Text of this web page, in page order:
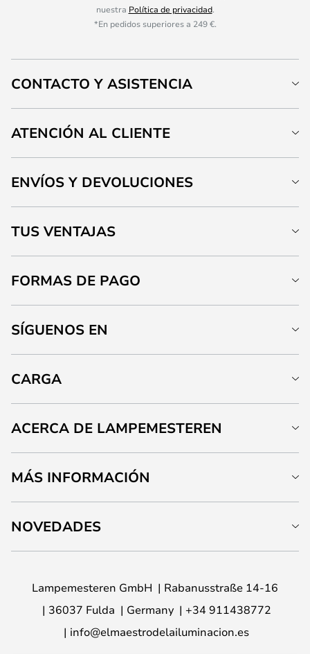
nuestra Política de privacidad.
*En pedidos superiores a 249 €.
CONTACTO Y ASISTENCIA
ATENCIÓN AL CLIENTE
ENVÍOS Y DEVOLUCIONES
TUS VENTAJAS
FORMAS DE PAGO
SÍGUENOS EN
CARGA
ACERCA DE LAMPEMESTEREN
MÁS INFORMACIÓN
NOVEDADES
Lampemesteren GmbH
Rabanusstraße 14-16
36037 Fulda
Germany
+34 911438772
info@elmaestrodelailuminacion.es